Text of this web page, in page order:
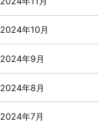
2024年10月
2024年9月
2024年8月
2024年7月